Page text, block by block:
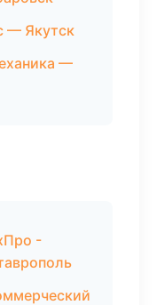
— Якутск
—
-